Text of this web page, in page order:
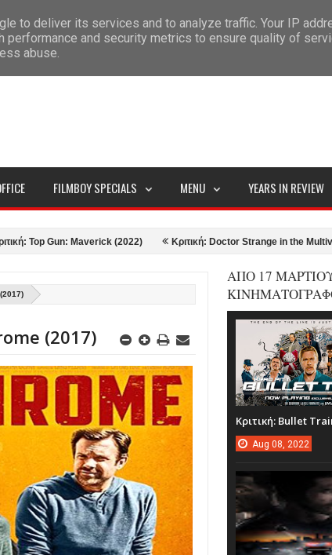
SITEMAP
FILMBOY SPECIALS MENU YEARS IN REVIEW
Maverick (2022) Κριτική: Doctor Strange in the Multiverse of
(2017)
ΑΠΟ 17
Κριτική: Bullet
Aug 08, 2022
to deliver its services and to analyze traffic. Your IP
performance and security metrics to ensure quality of
abuse.